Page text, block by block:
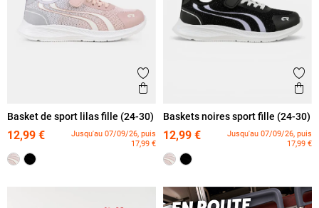
Ajouter aux favoris
Aperçu rapide
Basket de sport lilas fille (24-30)
12,99 €
Jusqu'au 07/09/26, puis
17,99 €
Baskets noires sport fille (24-30)
12,99 €
Jusqu'au 07/09/26, puis
17,99 €